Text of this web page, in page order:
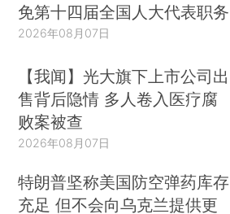
免第十四届全国人大代表职务
2026年08月07日
【我闻】光大旗下上市公司出
售背后隐情 多人卷入医疗腐
败案被查
2026年08月07日
特朗普坚称美国防空弹药库存
充足 但不会向乌克兰提供更